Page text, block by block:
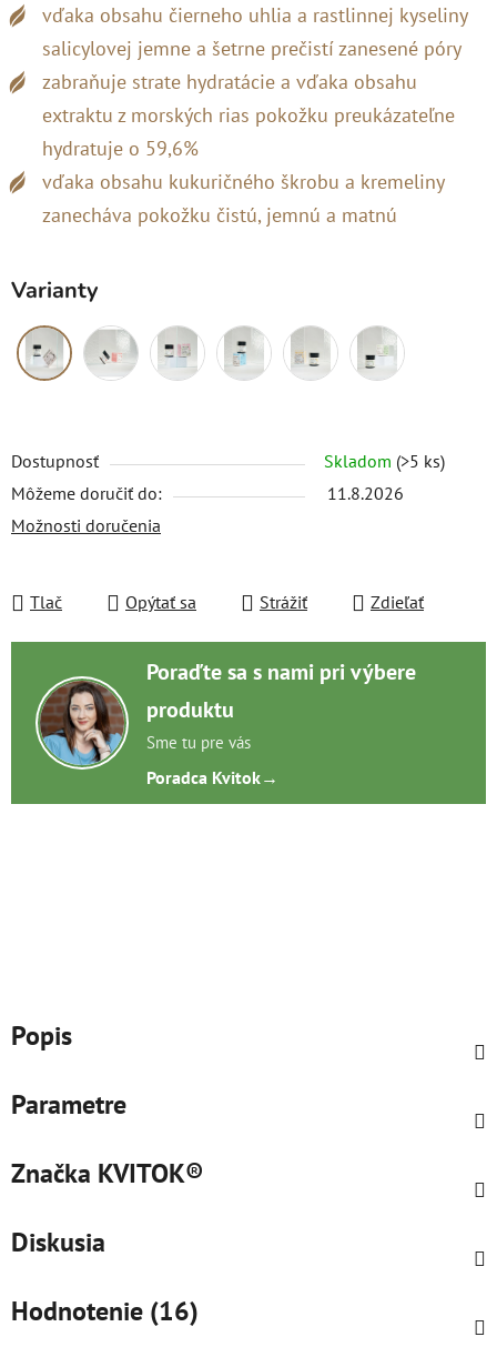
vďaka obsahu čierneho uhlia a rastlinnej kyseliny
salicylovej jemne a šetrne prečistí zanesené póry
zabraňuje strate hydratácie a vďaka obsahu
extraktu z morských rias pokožku preukázateľne
hydratuje o 59,6%
vďaka obsahu kukuričného škrobu a kremeliny
zanecháva pokožku čistú, jemnú a matnú
Varianty
Dostupnosť Skladom (>5 ks)
Môžeme doručiť do:
11.8.2026
Možnosti doručenia
Tlač Opýtať sa Strážiť Zdieľať
Poraďte sa s nami pri výbere
produktu
Sme tu pre vás
Poradca Kvitok→
Popis
Parametre
Značka KVITOK®
Diskusia
Hodnotenie (16)